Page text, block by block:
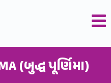
(બુદ્ધ પૂર્ણિમા)